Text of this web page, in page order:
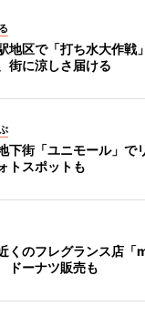
地区で「打ち水大作
街に涼しさ届ける
下街「ユニモール」で
トスポットも
くのフレグランス店「
ーナツ販売も